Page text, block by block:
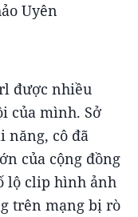
Uyên
được nhiều
của mình. Sở
năng, cô đã
của cộng đồng
lộ clip hình ảnh
trên mạng bị rò